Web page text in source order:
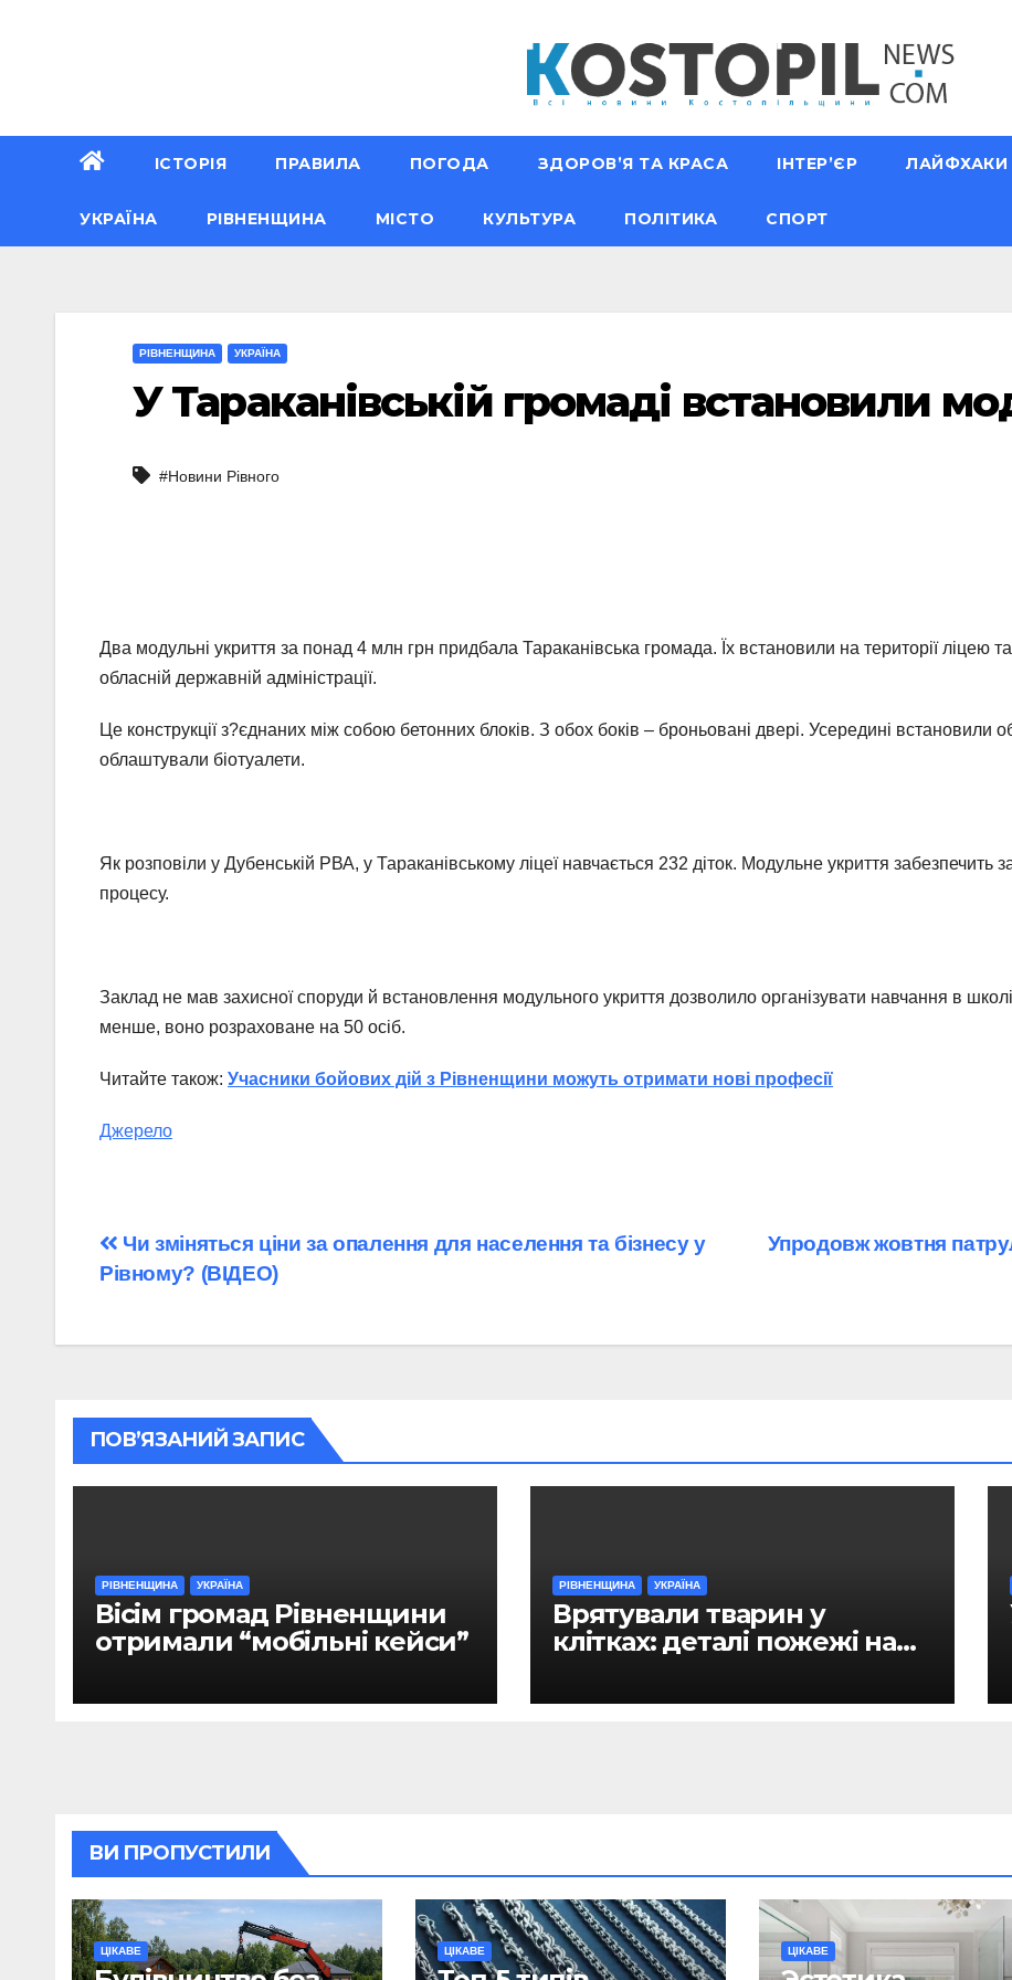
ІСТОРІЯ ПРАВИЛА ПОГОДА ЗДОРОВ’Я ТА КРАСА ІНТЕР’ЄР ЛАЙФХАКИ
УКРАЇНА РІВНЕНЩИНА МІСТО КУЛЬТУРА ПОЛІТИКА СПОРТ
РІВНЕНЩИНА УКРАЇНА
У Тараканівській громаді встановили
#Новини Рівного
Два модульні укриття за понад 4 млн грн придбала Тараканівська громада. Їх встановили на території ліцею
обласній державній адміністрації.
Це конструкції з?єднаних між собою бетонних блоків. З обох боків – броньовані двері. Усередині встановили
облаштували біотуалети.
Як розповіли у Дубенській РВА, у Тараканівському ліцеї навчається 232 діток. Модульне укриття забезпечить
процесу.
Заклад не мав захисної споруди й встановлення модульного укриття дозволило організувати навчання в
менше, воно розраховане на 50 осіб.
Читайте також: Учасники бойових дій з Рівненщини можуть отримати нові професії
Джерело
Навігація
записів
Упродовж жовтня
Чи зміняться ціни за опалення для населення та бізнесу у
Рівному? (ВІДЕО)
ПОВ’ЯЗАНИЙ ЗАПИС
РІВНЕНЩИНА УКРАЇНА
Вісім громад Рівненщини
отримали “мобільні кейси”
РІВНЕНЩИНА УКРАЇНА
Врятували тварин у
клітках: деталі пожежі на
ВИ ПРОПУСТИЛИ
ЦІКАВЕ ЦІКАВЕ ЦІКАВЕ